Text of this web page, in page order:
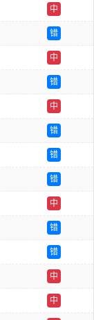
中
错
中
错
中
错
错
错
中
错
错
中
中